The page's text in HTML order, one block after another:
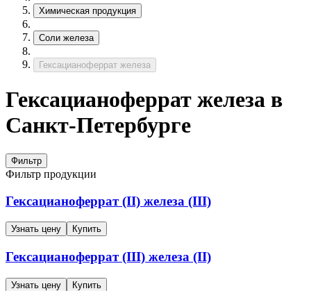
Химическая продукция
Соли железа
Гексацианоферрат железа
Гексацианоферрат железа в
Санкт-Петербурге
Фильтр
Фильтр продукции
Гексацианоферрат (II) железа (III)
Узнать цену Купить
Гексацианоферрат (III) железа (II)
Узнать цену Купить